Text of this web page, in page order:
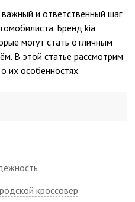
и ответственный шаг
Бренд kia
могут стать отличным
В этой статье рассмотрим
их особенностях.
кроссовер